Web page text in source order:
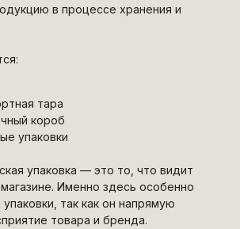
в процессе хранения и
тара
короб
упаковки
упаковка — это то, что видит
Именно здесь особенно
так как он напрямую
товара и бренда.